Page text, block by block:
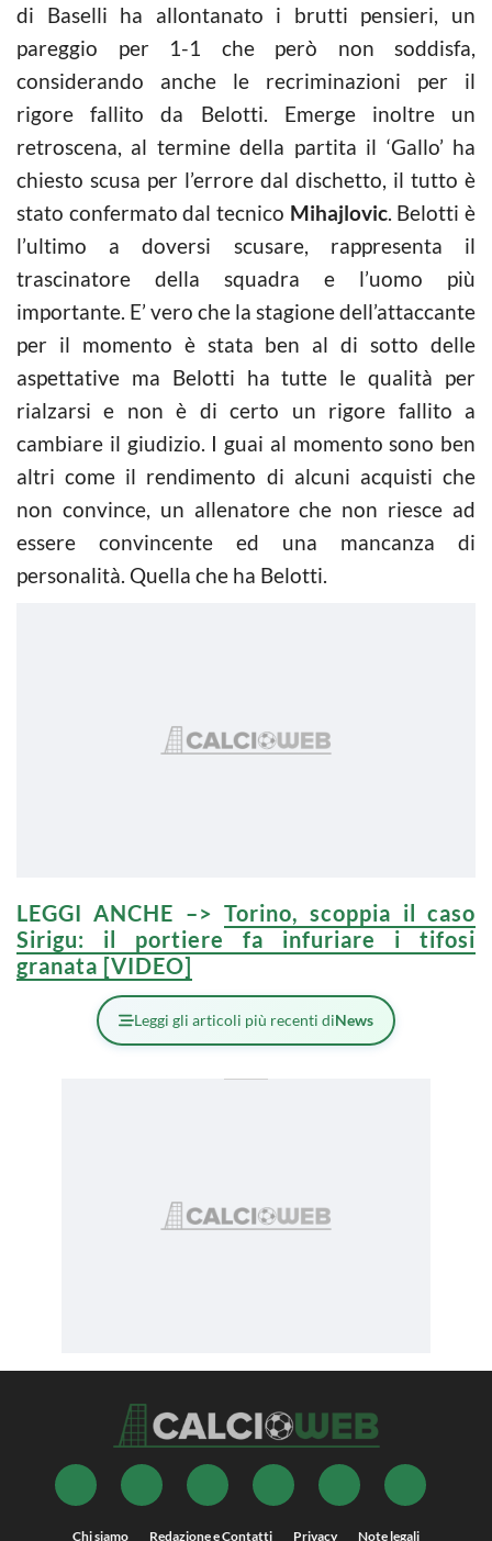
di Baselli ha allontanato i brutti pensieri, un
pareggio per 1-1 che però non soddisfa,
considerando anche le recriminazioni per il
rigore fallito da Belotti. Emerge inoltre un
retroscena, al termine della partita il ‘Gallo’ ha
chiesto scusa per l’errore dal dischetto, il tutto è
stato confermato dal tecnico Mihajlovic. Belotti è
l’ultimo a doversi scusare, rappresenta il
trascinatore della squadra e l’uomo più
importante. E’ vero che la stagione dell’attaccante
per il momento è stata ben al di sotto delle
aspettative ma Belotti ha tutte le qualità per
rialzarsi e non è di certo un rigore fallito a
cambiare il giudizio. I guai al momento sono ben
altri come il rendimento di alcuni acquisti che
non convince, un allenatore che non riesce ad
essere convincente ed una mancanza di
personalità. Quella che ha Belotti.
LEGGI ANCHE –> Torino, scoppia il caso
Sirigu: il portiere fa infuriare i tifosi
granata [VIDEO]
Leggi gli articoli più recenti diNews
Chi siamo Redazione e Contatti Privacy Note legali